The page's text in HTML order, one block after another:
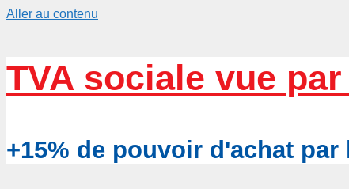
Aller au contenu
TVA sociale vue
+15% de pouvoir d'achat par